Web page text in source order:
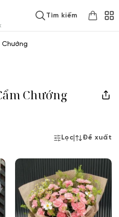
Tìm kiếm
Chướng
Chướng
Lọc Đề xuất